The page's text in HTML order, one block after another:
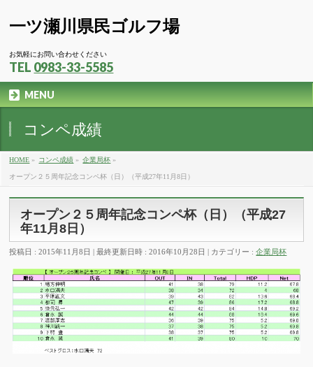
一ツ瀬川県民ゴルフ場
お気軽にお問い合わせください
TEL 0983-33-5585
MENU
コンペ成績
HOME » コンペ成績 » 企業局杯 »
オープン２５周年記念コンペ杯（日）（平成27年11月8日）
オープン２５周年記念コンペ杯（日）（平成27
年11月8日）
投稿日 : 2015年11月8日 最終更新日時 : 2016年10月28日 カテゴリー :企業局杯